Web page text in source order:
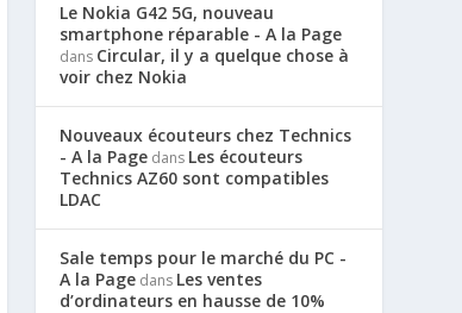
Le Nokia G42 5G, nouveau
smartphone réparable - A la Page
dans Circular, il y a quelque chose à
voir chez Nokia
Nouveaux écouteurs chez Technics
- A la Page dans Les écouteurs
Technics AZ60 sont compatibles
LDAC
Sale temps pour le marché du PC -
A la Page dans Les ventes
d’ordinateurs en hausse de 10%